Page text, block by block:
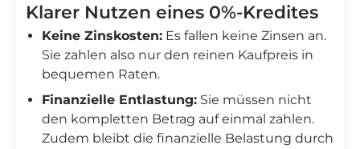
Klarer Nutzen eines 0%-Kredites
Keine Zinskosten: Es fallen keine Zinsen an.
Sie zahlen also nur den reinen Kaufpreis in
bequemen Raten.
Finanzielle Entlastung: Sie müssen nicht
den kompletten Betrag auf einmal zahlen.
Zudem bleibt die finanzielle Belastung durch